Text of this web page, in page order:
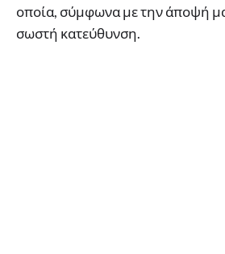
οποία, σύμφωνα με την άποψή
σωστή κατεύθυνση.